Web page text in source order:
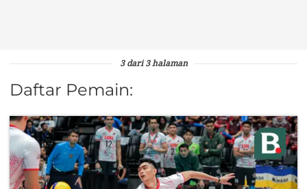
3 dari 3 halaman
Daftar Pemain: